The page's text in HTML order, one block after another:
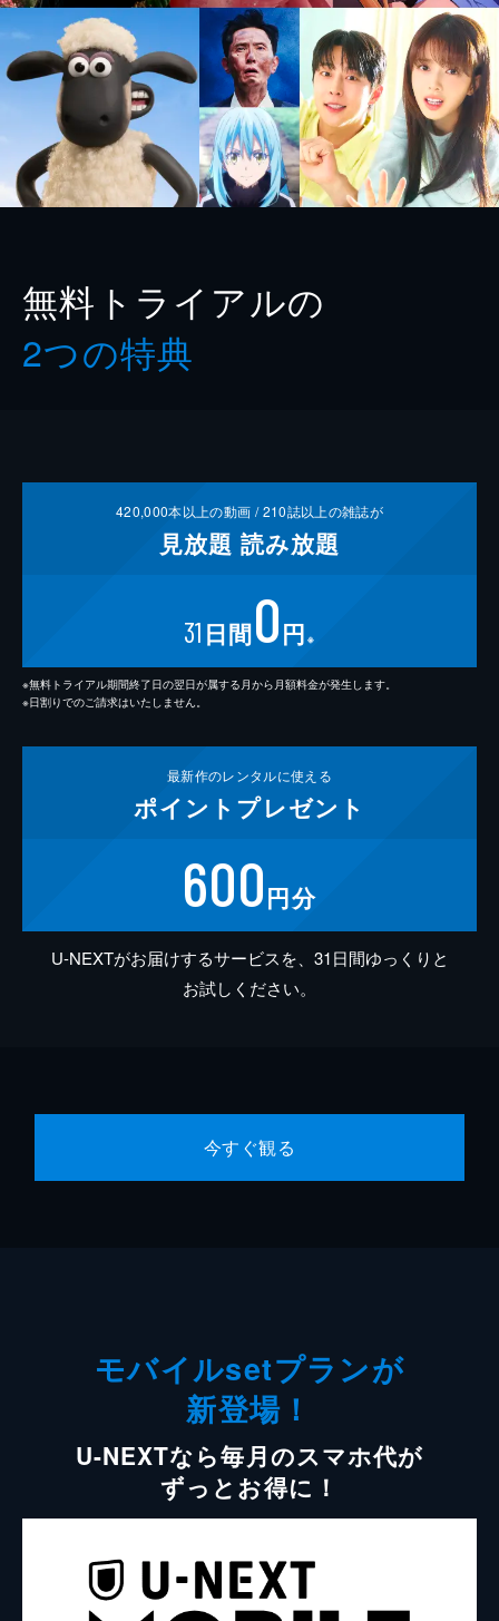
無料トライアルの
2つの特典
420,000本以上の動画 /210誌以上の雑誌が
見放題 読み放題
31 日間0円 ※
※無料トライアル期間終了日の翌日が属する月から月額料金が発生します。
※日割りでのご請求はいたしません。
最新作のレンタルに使える
ポイント プレゼント
600円分
U-NEXTがお届けするサービスを、31日間ゆっくりと
お試しください。
今すぐ観る
モバイルsetプランが
新登場！
U-NEXTなら毎月のスマホ代が
ずっとお得に！